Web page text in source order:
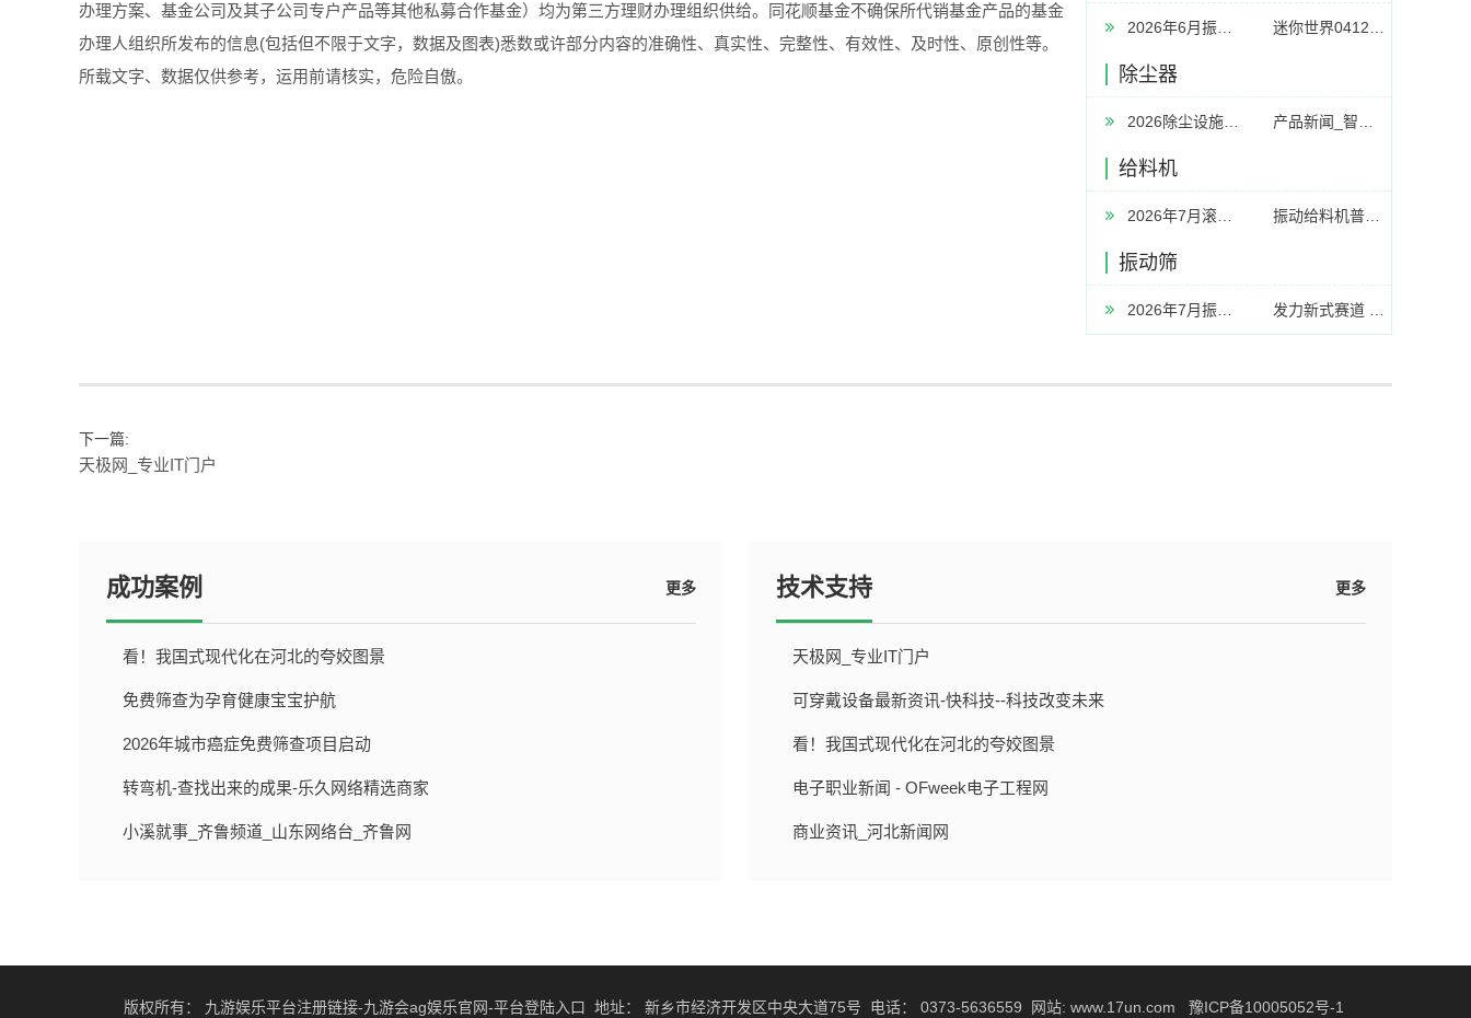
办理方案、基金公司及其子公司专户产品等其他私募合作基金）均为第三方理财办理组织供给。同花顺基金不确保所代销基金产品的基金
办理人组织所发布的信息(包括但不限于文字，数据及图表)悉数或许部分内容的准确性、真实性、完整性、有效性、及时性、原创性等。
所载文字、数据仅供参考，运用前请核实，危险自傲。
2026年6月振动给料机厂家推荐指南：GZGB系列同步惯性振动给料机GZ系列电磁GD惯性ZG同步平台公司优选！
除尘器
2026除尘设施厂家推荐工业除尘器设备中央工业中央器厂家优选指南
给料机
2026年7月滚筒筛厂家推荐指南：皮带传动滚筒筛有轴链条传动生活垃圾中心轴公司优选 振动给料机普遍的问题及解决方案汇总
振动筛
2026年7月振动筛厂家推荐指南：脱水筛高频脱水振动筛多层分级公司优选！
下一篇:
天极网_专业IT门户
成功案例 更多
看！我国式现代化在河北的夸姣图景
免费筛查为孕育健康宝宝护航
{dede:field name='pubdate' function='GetDateMk(@me)'/}
2026年城市癌症免费筛查项目启动
{dede:field name='pubdate' function='GetDateMk(@me)'/}
转弯机-查找出来的成果-乐久网络精选商家
{dede:field name='pubdate' function='GetDateMk(@me)'/}
小溪就事_齐鲁频道_山东网络台_齐鲁网
技术支持 更多
天极网_专业IT门户
{dede:field name='pubdate' function='GetDateMk(@me)'/}
可穿戴设备最新资讯-快科技--科技改变未来
{dede:field name='pubdate' function='GetDateMk(@me)'/}
看！我国式现代化在河北的夸姣图景
{dede:field name='pubdate' function='GetDateMk(@me)'/}
电子职业新闻 - OFweek电子工程网
商业资讯_河北新闻网
版权所有： 九游娱乐平台注册链接-九游会ag娱乐官网-平台登陆入口 地址： 新乡市经济开发区中央大道75号 电话： 0373-5636559 网站: www.17un.com 豫ICP备10005052号-1